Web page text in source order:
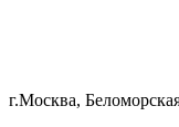
г.Москва,